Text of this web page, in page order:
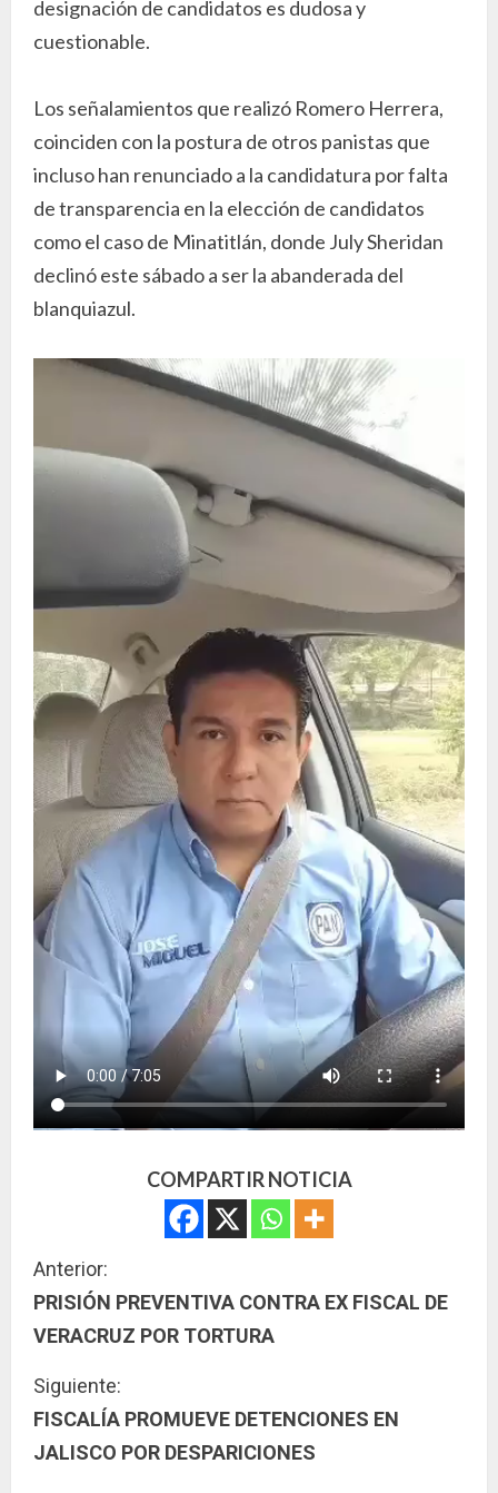
designación de candidatos es dudosa y
cuestionable.
Los señalamientos que realizó Romero Herrera,
coinciden con la postura de otros panistas que
incluso han renunciado a la candidatura por falta
de transparencia en la elección de candidatos
como el caso de Minatitlán, donde July Sheridan
declinó este sábado a ser la abanderada del
blanquiazul.
COMPARTIR NOTICIA
S
i
g
u
e
Anterior:
PRISIÓN PREVENTIVA CONTRA EX FISCAL DE
VERACRUZ POR TORTURA
Siguiente:
FISCALÍA PROMUEVE DETENCIONES EN
JALISCO POR DESPARICIONES